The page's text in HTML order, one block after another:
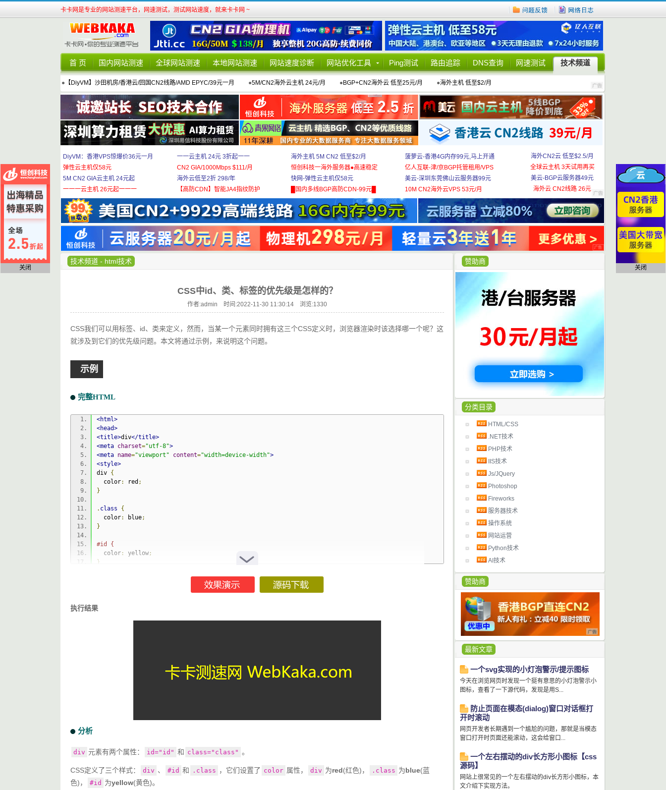
卡卡网是专业的网站测速平台，网速测试，测试网站速度，就来卡卡网 ~
首 页 国内网站测速 全球网站测速 本地网站测速 网站速度诊断 网站优化工具 Ping测试 路由追踪 DNS查询 网速测试 技术频道
● 【DiyVM】沙田机房/香港云/回国CN2线路/AMD EPYC/39元一月 ●5M/CN2海外云主机 24元/月 ●BGP+CN2海外云 低至25元/月 ●海外主机 低至$2/月
DiyVM：香港VPS惊爆价36元一月
弹性云主机仅58元
5M CN2 GIA云主机 24元起
一一一云主机 26元起一一一
一一云主机 24元 3折起一一
CN2 GIA/1000Mbps $111/月
海外云低至2折 298/年
【高防CDN】智能JA4指纹防护
海外主机 5M CN2 低至$2/月
恒创科技一海外服务器●高速稳定
快网-弹性云主机仅58元
█国内多线BGP高防CDN-99元█
菠萝云-香港4G内存99元,马上开通
亿人互联-津/京BGP托管租用/VPS
美云-深圳东莞佛山云服务器99元
10M CN2海外云VPS 53元/月
海外CN2云 低至$2.5/月
全球云主机 3天试用再买
美云-BGP云服务器49元
海外云 CN2线路 26元
赞助商
分类目录
HTML/CSS
.NET技术
PHP技术
IIS技术
Js/JQuery
Photoshop
Fireworks
服务器技术
操作系统
网站运营
Python技术
AI技术
赞助商
最新文章
一个svg实现的小灯泡警示/提示图标
今天在浏览网页时发现一个挺有意思的小灯泡警示小
图标，查看了一下源代码，发现是用S...
防止页面在模态(dialog)窗口对话框打
开时滚动
网页开发者长期遇到一个尴尬的问题，那就是当模态
窗口打开时页面还能滚动，这会给窗口...
一个左右摆动的div长方形小图标【css
源码】
网站上很常见的一个左右摆动的div长方形小图标，本
文介绍下实现方法。
技术频道 - html技术
CSS中id、类、标签的优先级是怎样的？
作者:admin 时间:2022-11-30 11:30:14 浏览:1330
CSS我们可以用标签、id、类来定义，然而，当某一个元素同时拥有这三个CSS定义时，浏览器渲染时该选择哪一个呢？这
就涉及到它们的优先级问题。本文将通过示例，来说明这个问题。
示例
完整HTML
<html>
<head>
<title>div</title>
<meta charset="utf-8">
<meta name="viewport" content="width=device-width">
<style>
div {
color: red ;
}
. class
{
color: blue;
}
#id {
color : yellow ;
}
font
执行结果
分析
div 元素有两个属性： id="id" 和 class="class" 。
CSS定义了三个样式： div 、 #id 和 .class ，它们设置了 color 属性， div 为red(红色)， .class 为blue(蓝
色)，
#id 为yellow(黄色)。
关闭 关闭